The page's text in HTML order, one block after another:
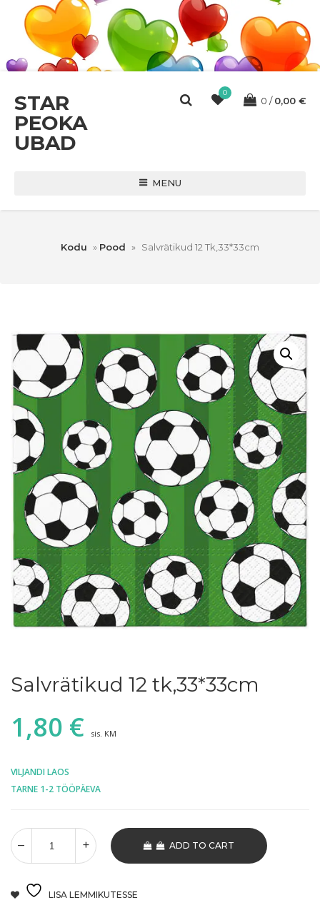
STAR
PEOKA
UBAD
0
0 0,00 €
MENU
Kodu » Pood » Salvrätikud 12 Tk,33*33cm
Salvrätikud 12 tk,33*33cm
1,80 € sis. KM
VILJANDI LAOS
TARNE 1-2 TÖÖPÄEVA
ADD TO CART
LISA LEMMIKUTESSE